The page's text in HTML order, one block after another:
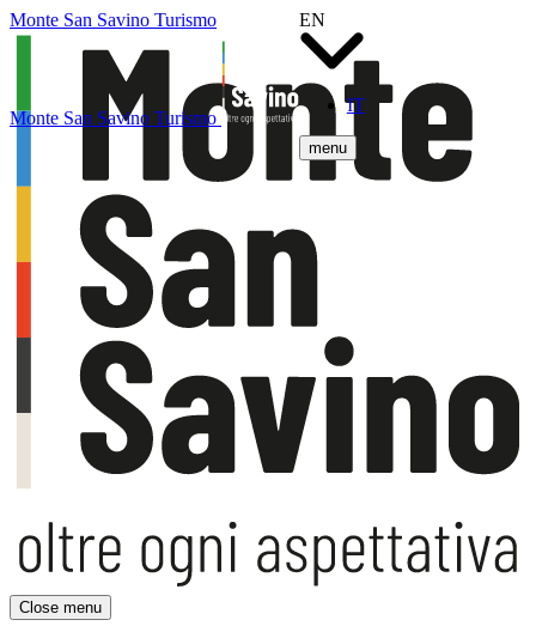
Monte San Savino Turismo
EN
IT
menu
Monte San Savino Turismo
Close menu